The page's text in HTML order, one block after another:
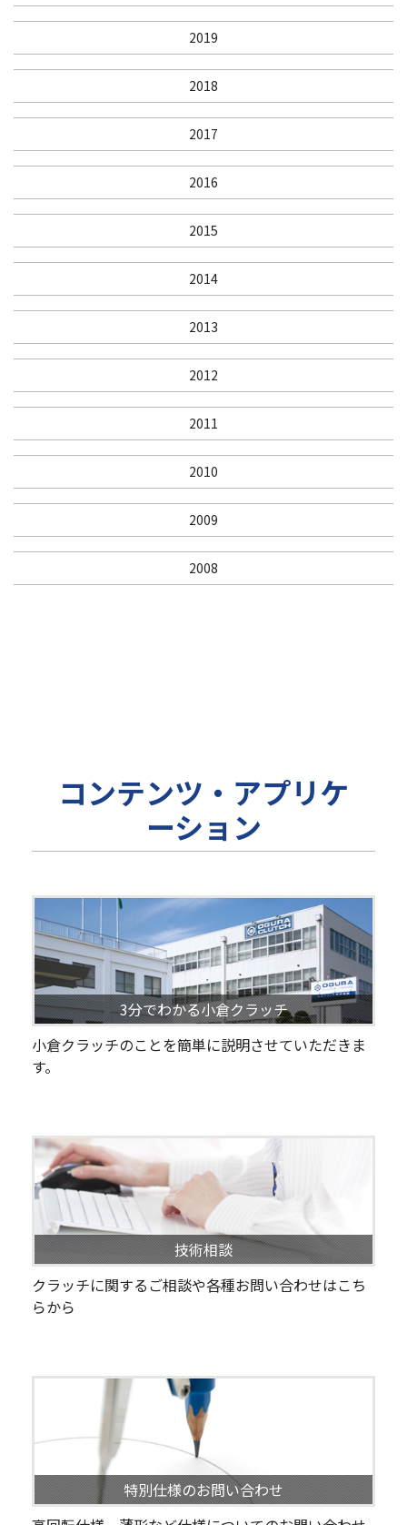
2019
2018
2017
2016
2015
2014
2013
2012
2011
2010
2009
2008
コンテンツ・アプリケ
ーション
3分でわかる小倉クラッチ
小倉クラッチのことを簡単に説明させていただきま
す。
技術相談
クラッチに関するご相談や各種お問い合わせはこち
らから
特別仕様のお問い合わせ